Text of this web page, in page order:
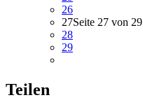
26
27Seite 27 von 29
28
29
Teilen